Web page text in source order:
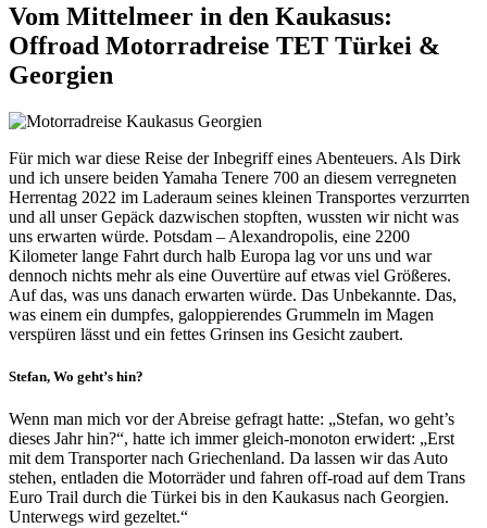
Vom Mittelmeer in den Kaukasus:
Offroad Motorradreise TET Türkei &
Georgien
Für mich war diese Reise der Inbegriff eines Abenteuers. Als Dirk
und ich unsere beiden Yamaha Tenere 700 an diesem verregneten
Herrentag 2022 im Laderaum seines kleinen Transportes verzurrten
und all unser Gepäck dazwischen stopften, wussten wir nicht was
uns erwarten würde. Potsdam – Alexandropolis, eine 2200
Kilometer lange Fahrt durch halb Europa lag vor uns und war
dennoch nichts mehr als eine Ouvertüre auf etwas viel Größeres.
Auf das, was uns danach erwarten würde. Das Unbekannte. Das,
was einem ein dumpfes, galoppierendes Grummeln im Magen
verspüren lässt und ein fettes Grinsen ins Gesicht zaubert.
Stefan, Wo geht’s hin?
Wenn man mich vor der Abreise gefragt hatte: „Stefan, wo geht’s
dieses Jahr hin?“, hatte ich immer gleich-monoton erwidert: „Erst
mit dem Transporter nach Griechenland. Da lassen wir das Auto
stehen, entladen die Motorräder und fahren off-road auf dem Trans
Euro Trail durch die Türkei bis in den Kaukasus nach Georgien.
Unterwegs wird gezeltet.“